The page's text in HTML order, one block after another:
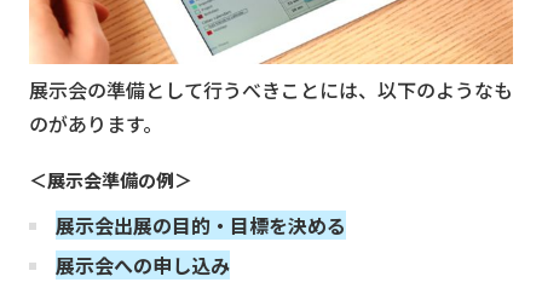
展示会の準備として行うべきことには、以下のようなも
のがあります。
＜展示会準備の例＞
展示会出展の目的・目標を決める
展示会への申し込み